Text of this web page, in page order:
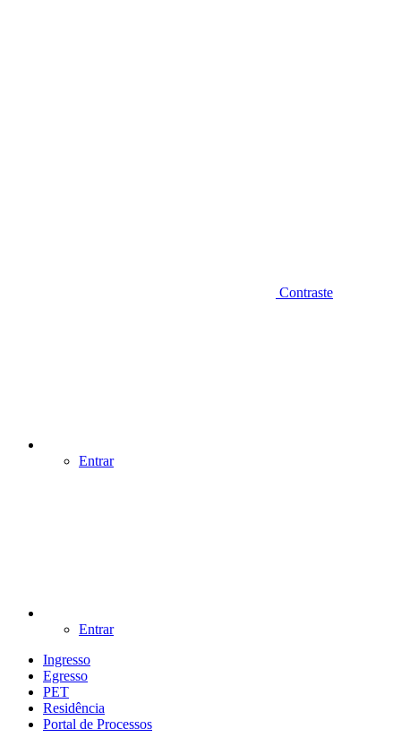
Contraste
Entrar
Entrar
Ingresso
Egresso
PET
Residência
Portal de Processos